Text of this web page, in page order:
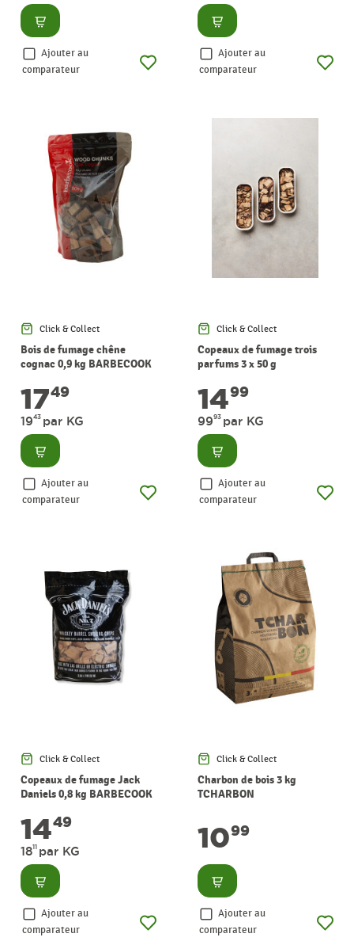
Consulter
Ajouter au
comparateur
Consulter
Ajouter au
comparateur
Click & Collect
Bois de fumage chêne
cognac 0,9 kg BARBECOOK
1749
1943 par KG
Consulter
Ajouter au
comparateur
Click & Collect
Copeaux de fumage trois
parfums 3 x 50 g
1499
9993 par KG
Consulter
Ajouter au
comparateur
Click & Collect
Copeaux de fumage Jack
Daniels 0,8 kg BARBECOOK
1449
1811 par KG
Consulter
Ajouter au
comparateur
Click & Collect
Charbon de bois 3 kg
TCHARBON
1099
Consulter
Ajouter au
comparateur